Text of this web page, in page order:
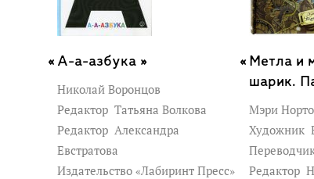
А-а-азбука »
Николай Воронцов
Редактор Татьяна Волкова
Редактор Александра
Евстратова
Издательство «Лабиринт Пресс»
Метла и
шарик.
Мэри
Художник
Редактор